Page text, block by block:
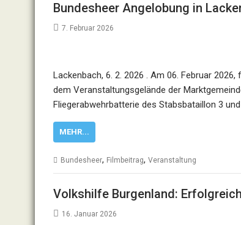
Bundesheer Angelobung in
7. Februar 2026
Lackenbach, 6. 2. 2026 . Am 06. Februar
dem Veranstaltungsgelände der
Fliegerabwehrbatterie des Stabsbataillon 3
MEHR...
Bundesheer, Filmbeitrag, Veranstaltung
Volkshilfe Burgenland:
16. Januar 2026